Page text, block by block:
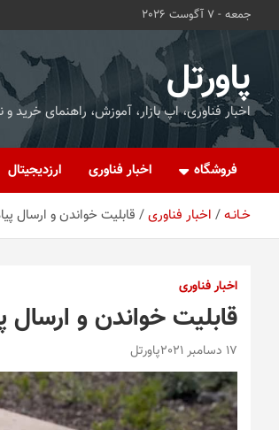
جمعه - 7 آگوست 2026
پاورتل
اخبار فناوری، اپ بازار، آموزش، راهنمای خرید
فروشگاه اخبار فناوری ارزدیجیتال
خـانـه اخبار فناوری قابلیت خواندن و ارسال
اخبار فناوری
قابلیت خواندن و
17 دسامبر 2021 پاورتل